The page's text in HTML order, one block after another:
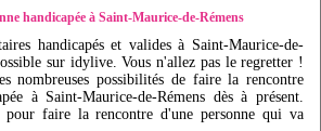
handicapée à Saint-Maurice-de-Rémens
handicapés et valides à Saint-Maurice-de-
sur idylive. Vous n'allez pas le regretter !
nombreuses possibilités de faire la rencontre
à Saint-Maurice-de-Rémens dès à présent.
faire la rencontre d'une personne qui va